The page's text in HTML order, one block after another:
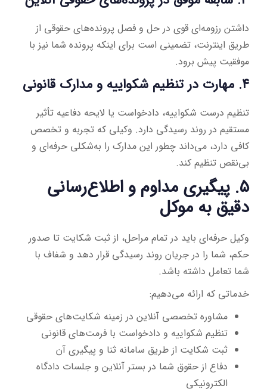
داشتن رزومه‌ای قوی در حل و فصل پرونده‌های حقوقی از
طریق اینترنت، تضمینی است برای اینکه پرونده شما نیز با
موفقیت پیش برود.
۴. مهارت در تنظیم شکواییه و مدارک قانونی
تنظیم درست شکواییه، دادخواست یا لایحه دفاعیه تأثیر
مستقیم در روند رسیدگی دارد. وکیلی که تجربه و تخصص
کافی دارد، می‌داند چطور این مدارک را به‌شکلی حرفه‌ای و
بی‌نقص تنظیم کند.
۵. پیگیری مداوم و اطلاع‌رسانی
دقیق به موکل
وکیل حرفه‌ای باید در تمام مراحل، از ثبت شکایت تا صدور
حکم، شما را در جریان روند رسیدگی قرار دهد و شفاف با
شما تعامل داشته باشد.
خدماتی که ارائه می‌دهیم:
مشاوره تخصصی آنلاین در زمینه شکایت‌های حقوقی
تنظیم شکواییه و دادخواست با فرمت‌های قانونی
ثبت شکایت از طریق سامانه ثنا و پیگیری آن
دفاع از حقوق شما در بستر آنلاین و جلسات دادگاه
الکترونیکی